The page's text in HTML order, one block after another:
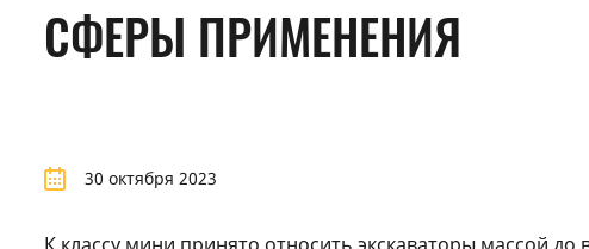
СФЕРЫ ПРИМЕНЕНИЯ
30 октября 2023